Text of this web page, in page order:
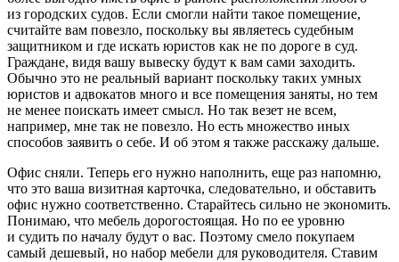
из городских судов. Если смогли найти такое помещение,
считайте вам повезло, поскольку вы являетесь судебным
защитником и где искать юристов как не по дороге в суд.
Граждане, видя вашу вывеску будут к вам сами заходить.
Обычно это не реальный вариант поскольку таких умных
юристов и адвокатов много и все помещения заняты, но тем
не менее поискать имеет смысл. Но так везет не всем,
например, мне так не повезло. Но есть множество иных
способов заявить о себе. И об этом я также расскажу дальше.
Офис сняли. Теперь его нужно наполнить, еще раз напомню,
что это ваша визитная карточка, следовательно, и обставить
офис нужно соответственно. Старайтесь сильно не экономить.
Понимаю, что мебель дорогостоящая. Но по ее уровню
и судить по началу будут о вас. Поэтому смело покупаем
самый дешевый, но набор мебели для руководителя. Ставим